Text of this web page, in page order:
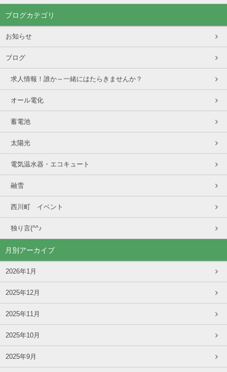
ブログカテゴリ
お知らせ
ブログ
求人情報！誰か～一緒にはたらきませんか？
オール電化
蓄電池
太陽光
電気温水器・エコキュート
融雪
西川町 イベント
独り言(^^♪
月別アーカイブ
2026年1月
2025年12月
2025年11月
2025年10月
2025年9月